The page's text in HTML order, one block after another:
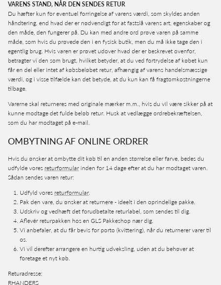
VARENS STAND, NÅR DEN SENDES RETUR
Du hæfter kun for eventuel forringelse af varens værdi, som skyldes anden
håndtering, end hvad der er nødvendigt for at fastslå varens art, egenskaber og
den måde, den fungerer på. Du kan med andre ord prøve varen på samme
måde, som hvis du prøvede den i en fysisk butik, men du må ikke tage den i
egentlig brug. Hvis varen er prøvet udover hvad der er beskrevet ovenfor,
betragter vi den som brugt, hvilket betyder, at du ved fortrydelse af købet kun
får en del eller intet af købsbeløbet retur, afhængig af varens handelsmæssige
værdi, og i visse tilfælde kan det betyde, at du kun kan få fragtomkostningerne
tilbage.
Varerne skal returneres med originale mærker m.m., hvis du vil være sikker på at
kunne modtage det fulde beløb retur. Husk at vedlægge ordrebekræftelsen,
som du har modtaget på e-mail.
OMBYTNING AF ONLINE ORDRER
Hvis du ønsker at ombytte dit køb til en anden størrelse eller farve, bedes du
udfylde vores returformular inden for 14 dage efter at du har modtaget varen.
Sådan sendes varen retur:
Udfyld vores returformular.
Pak den vare, du ønsker at returnere - ideelt i den oprindelige pakke.
Udskriv og vedhæft det forudbetalte returlabel, som sendes til dig.
Aflevér returpakken hos en GLS Pakkeshop nær dig.
Vi anbefaler, at du får bevis for porto (kvittering), når du returnerer varer til
os.
Vi vil derefter arrangere en hurtig udveksling, uden at du behøver at
foretage et nyt køb.
Returadresse:
RHANDERS